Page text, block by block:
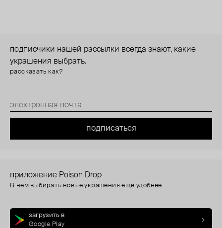
подписчики нашей рассылки всегда знают, какие
украшения выбрать.
рассказать как?
подписаться
приложение Poison Drop
В нем выбирать новые украшения еще удобнее.
загрузить в
Google Play